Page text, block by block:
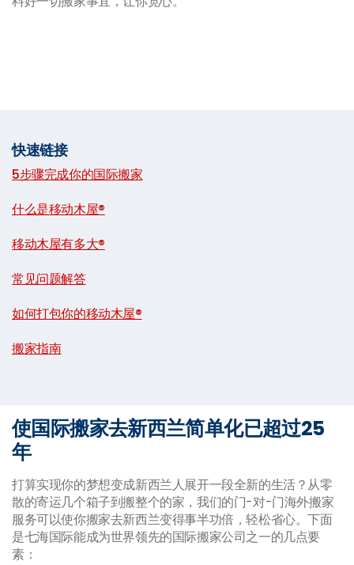
快速链接
5步骤完成你的国际搬家
什么是移动木屋®
移动木屋有多大®
常见问题解答
如何打包你的移动木屋®
搬家指南
使国际搬家去新西兰简单化已超过25
年
打算实现你的梦想变成新西兰人展开一段全新的生活？从零
散的寄运几个箱子到搬整个的家，我们的门-对-门海外搬家
服务可以使你搬家去新西兰变得事半功倍，轻松省心。下面
是七海国际能成为世界领先的国际搬家公司之一的几点要
素：